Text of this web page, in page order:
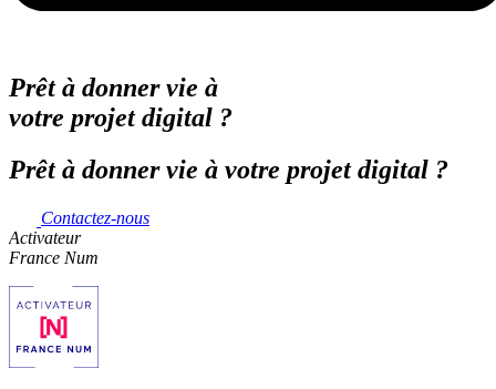
Prêt à donner vie à
votre projet digital ?
Prêt à donner vie à votre projet digital ?
Contactez-nous
Activateur
France Num